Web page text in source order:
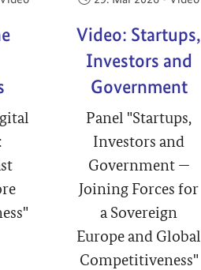
Video: Startups,
Investors and
Government
Panel "Startups,
Investors and
Government —
Joining Forces for
a Sovereign
Europe and Global
Competitiveness"